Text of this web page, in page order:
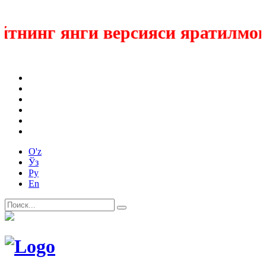
янги версияси яратилмокда
O'z
Ўз
Ру
En